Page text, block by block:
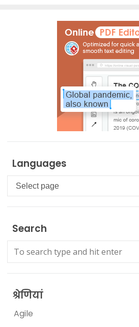
Languages
Languages
Search
श्रेणियां
Agile